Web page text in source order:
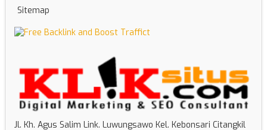
Sitemap
Jl. Kh. Agus Salim Link. Luwungsawo Kel. Kebonsari Citangkil